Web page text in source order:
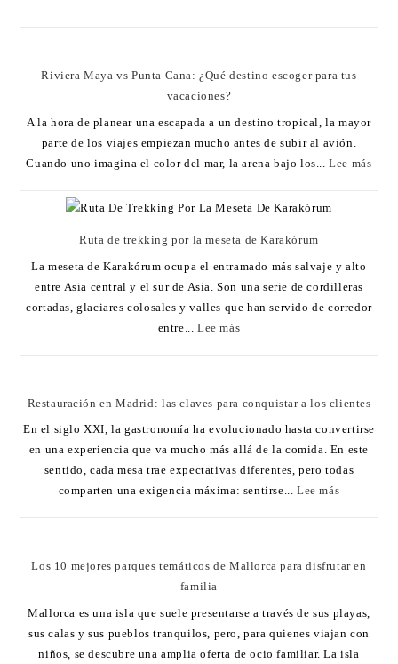
Riviera Maya vs Punta Cana: ¿Qué destino escoger para tus
vacaciones?
A la hora de planear una escapada a un destino tropical, la mayor
parte de los viajes empiezan mucho antes de subir al avión.
Cuando uno imagina el color del mar, la arena bajo los...Lee más
Ruta de trekking por la meseta de Karakórum
La meseta de Karakórum ocupa el entramado más salvaje y alto
entre Asia central y el sur de Asia. Son una serie de cordilleras
cortadas, glaciares colosales y valles que han servido de corredor
entre...Lee más
Restauración en Madrid: las claves para conquistar a los clientes
En el siglo XXI, la gastronomía ha evolucionado hasta convertirse
en una experiencia que va mucho más allá de la comida. En este
sentido, cada mesa trae expectativas diferentes, pero todas
comparten una exigencia máxima: sentirse...Lee más
Los 10 mejores parques temáticos de Mallorca para disfrutar en
familia
Mallorca es una isla que suele presentarse a través de sus playas,
sus calas y sus pueblos tranquilos, pero, para quienes viajan con
niños, se descubre una amplia oferta de ocio familiar. La isla